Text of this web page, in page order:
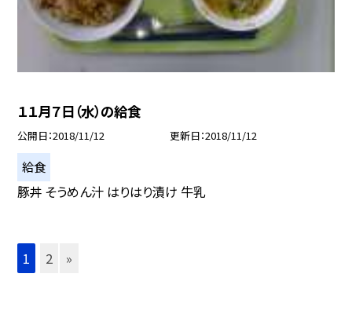
１１月７日（水）の給食
公開日 2018/11/12 更新日 2018/11/12
給食
豚丼 そうめん汁 はりはり漬け 牛乳
1 2 »